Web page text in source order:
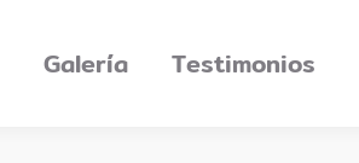
Galería Testimonios